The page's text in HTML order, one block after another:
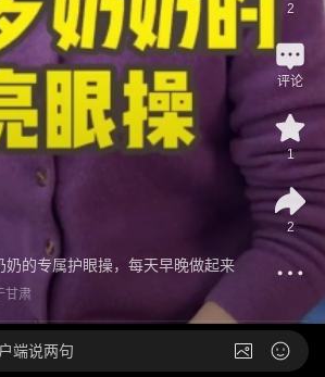
奶的专属护眼操，每天早晚做起来
甘肃
2
评论
1
2
端说两句